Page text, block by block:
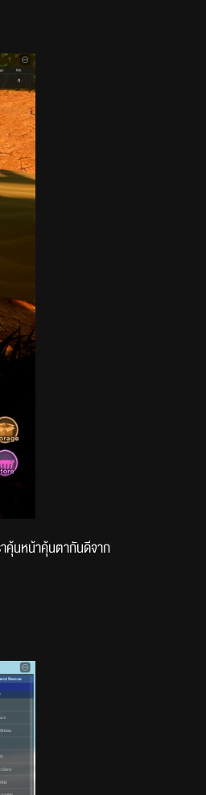
คุ้นหน้าคุ้นตากันดีจาก